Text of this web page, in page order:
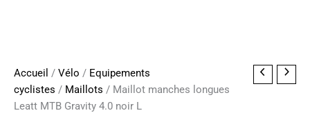
Accueil / Vélo / Equipements
cyclistes / Maillots / Maillot manches longues
Leatt MTB Gravity 4.0 noir L